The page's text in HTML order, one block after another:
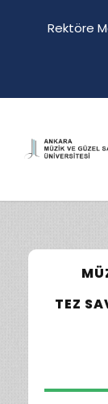
Rektöre
TEZ